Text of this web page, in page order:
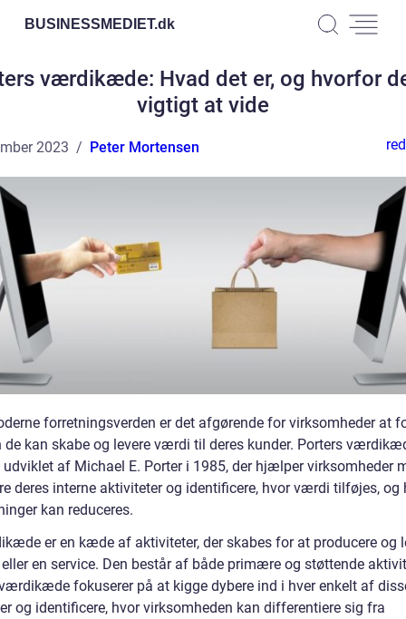
BUSINESSMEDIET.dk
værdikæde: Hvad det er, og hvorfor
vigtigt at vide
2023 Peter Mortensen
forretningsverden er det afgørende for virksomheder at
de kan skabe og levere værdi til deres kunder. Porters
af Michael E. Porter i 1985, der hjælper virksomheder
deres interne aktiviteter og identificere, hvor værdi tilføjes, og
kan reduceres.
er en kæde af aktiviteter, der skabes for at producere og
en service. Den består af både primære og støttende
fokuserer på at kigge dybere ind i hver enkelt af
og identificere, hvor virksomheden kan differentiere sig fra